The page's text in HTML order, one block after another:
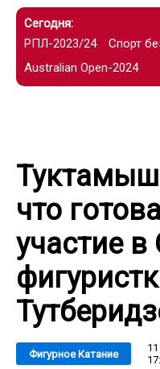
Сегодня:
РПЛ-2023/24
Спорт
Australian Open-2024
что
участие
Фигурное Катание